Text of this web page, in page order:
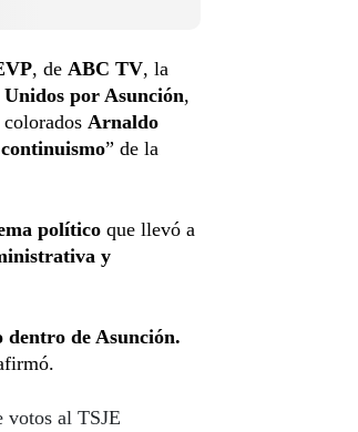
, de ABC TV, la
por Asunción,
Arnaldo
” de la
político que llevó a
y
de Asunción.
votos al TSJE